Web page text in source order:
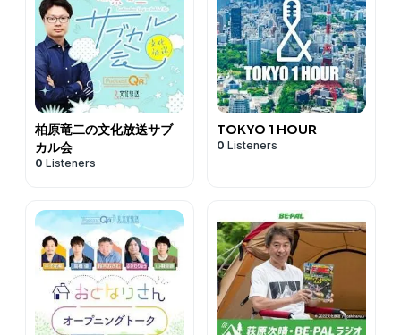
柏原竜二の文化放送サブ
カル会
0 Listeners
TOKYO 1 HOUR
0 Listeners